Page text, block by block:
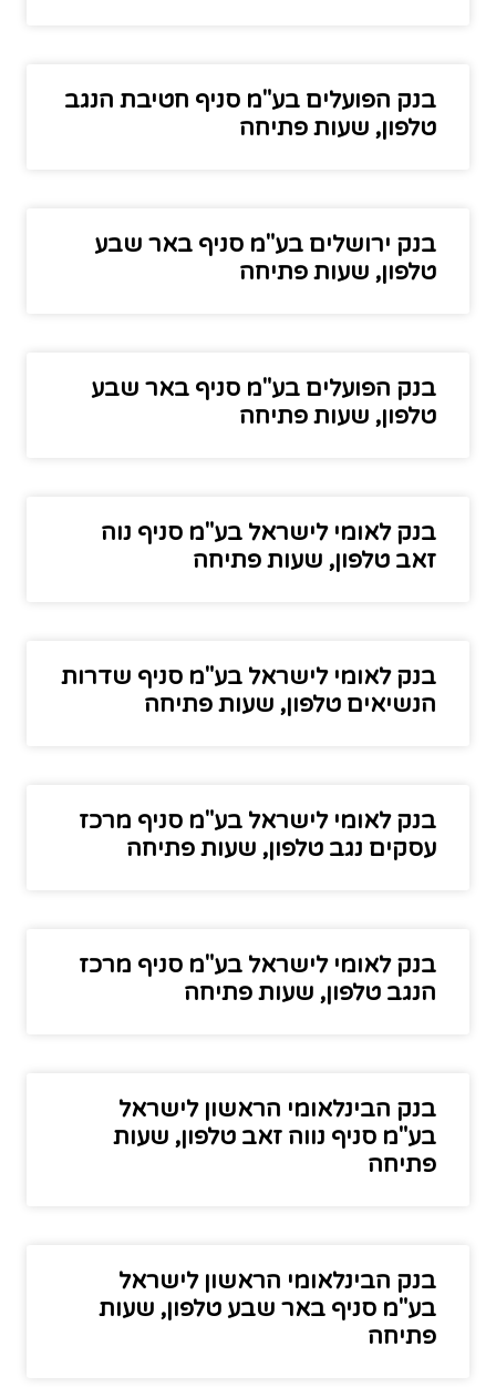
בנק הפועלים בע"מ סניף חטיבת הנגב
טלפון, שעות פתיחה
בנק ירושלים בע"מ סניף באר שבע
טלפון, שעות פתיחה
בנק הפועלים בע"מ סניף באר שבע
טלפון, שעות פתיחה
בנק לאומי לישראל בע"מ סניף נוה
זאב טלפון, שעות פתיחה
בנק לאומי לישראל בע"מ סניף שדרות
הנשיאים טלפון, שעות פתיחה
בנק לאומי לישראל בע"מ סניף מרכז
עסקים נגב טלפון, שעות פתיחה
בנק לאומי לישראל בע"מ סניף מרכז
הנגב טלפון, שעות פתיחה
בנק הבינלאומי הראשון לישראל
בע"מ סניף נווה זאב טלפון, שעות
פתיחה
בנק הבינלאומי הראשון לישראל
בע"מ סניף באר שבע טלפון, שעות
פתיחה